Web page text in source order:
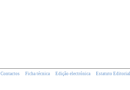
Contactos Ficha técnica Edição electrónica Estatuto Editorial